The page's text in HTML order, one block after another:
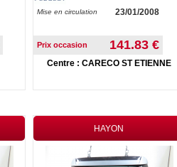
Mise en circulation 23/01/2008
Prix occasion 141.83 €
Centre : CARECO ST ETIENNE
HAYON